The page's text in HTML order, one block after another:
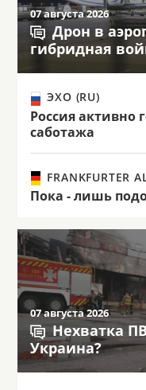
07 августа 2026
Дрон в
гибридная
ЭХО (RU)
Россия активно
саботажа
FRANKFURTER
Пока - лишь
07 августа 2026
Нехватка
Украина?